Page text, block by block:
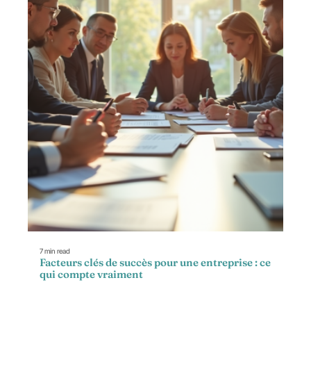
7 min read
Facteurs clés de succès pour une entreprise : ce
qui compte vraiment